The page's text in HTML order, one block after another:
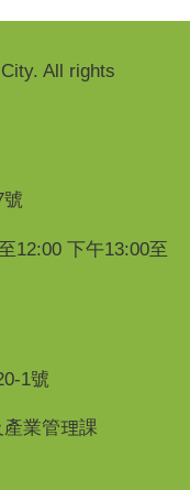
All rights
12:00 下午13:00至
1號
業管理課